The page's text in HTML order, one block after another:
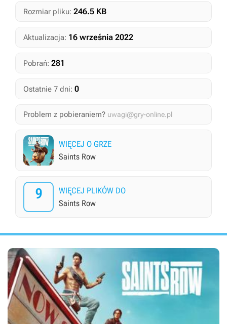
Rozmiar pliku: 246.5 KB
Aktualizacja: 16 września 2022
Pobrań: 281
Ostatnie 7 dni: 0
Problem z pobieraniem? uwagi@gry-online.pl
WIĘCEJ O GRZE
Saints Row
9
WIĘCEJ PLIKÓW DO
Saints Row